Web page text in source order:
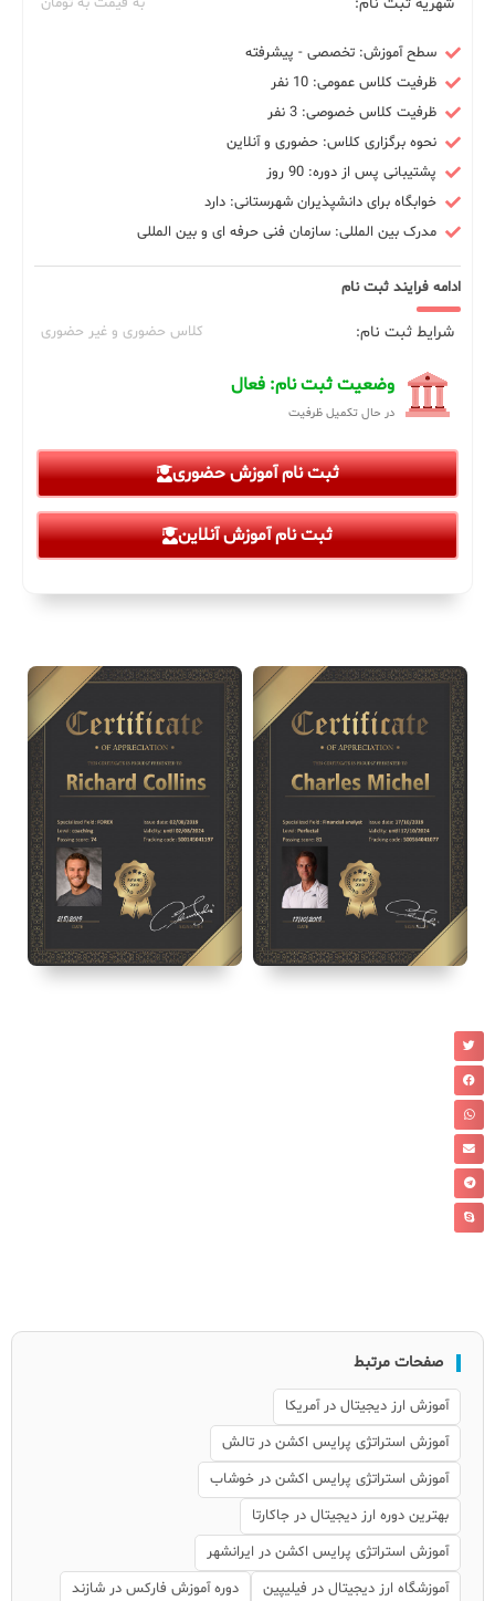
سطح آموزش: تخصصی - پیشرفته
ظرفیت کلاس عمومی: 10 نفر
ظرفیت کلاس خصوصی: 3 نفر
نحوه برگزاری کلاس: حضوری و آنلاین
پشتیبانی پس از دوره: 90 روز
خوابگاه برای دانشپذیران شهرستانی: دارد
مدرک بین المللی: سازمان فنی حرفه ای و بین المللی
ادامه فرایند ثبت نام
شرایط ثبت نام: کلاس حضوری و غیر حضوری
وضعیت ثبت نام: فعال
در حال تکمیل ظرفیت
ثبت نام آموزش حضوری
ثبت نام آموزش آنلاین
صفحات مرتبط
آموزش ارز دیجیتال در آمریکا
آموزش استراتژی پرایس اکشن در تالش
آموزش استراتژی پرایس اکشن در خوشاب
بهترین دوره ارز دیجیتال در جاکارتا
آموزش استراتژی پرایس اکشن در ایرانشهر
آموزشگاه ارز دیجیتال در فیلیپین
دوره آموزش فارکس در شازند